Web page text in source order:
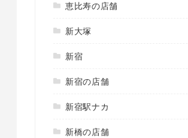
恵比寿の店舗
新大塚
新宿
新宿の店舗
新宿駅ナカ
新橋の店舗